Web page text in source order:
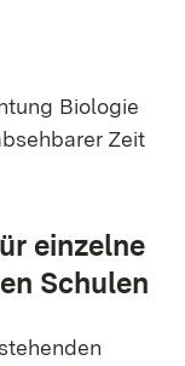
Biologie
Zeit
einzelne
Schulen